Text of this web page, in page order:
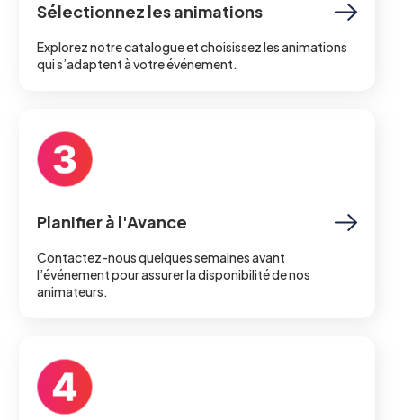
Sélectionnez les animations
Explorez notre catalogue et choisissez les animations
qui s’adaptent à votre événement.
Planifier à l'Avance
Contactez-nous quelques semaines avant
l’événement pour assurer la disponibilité de nos
animateurs.